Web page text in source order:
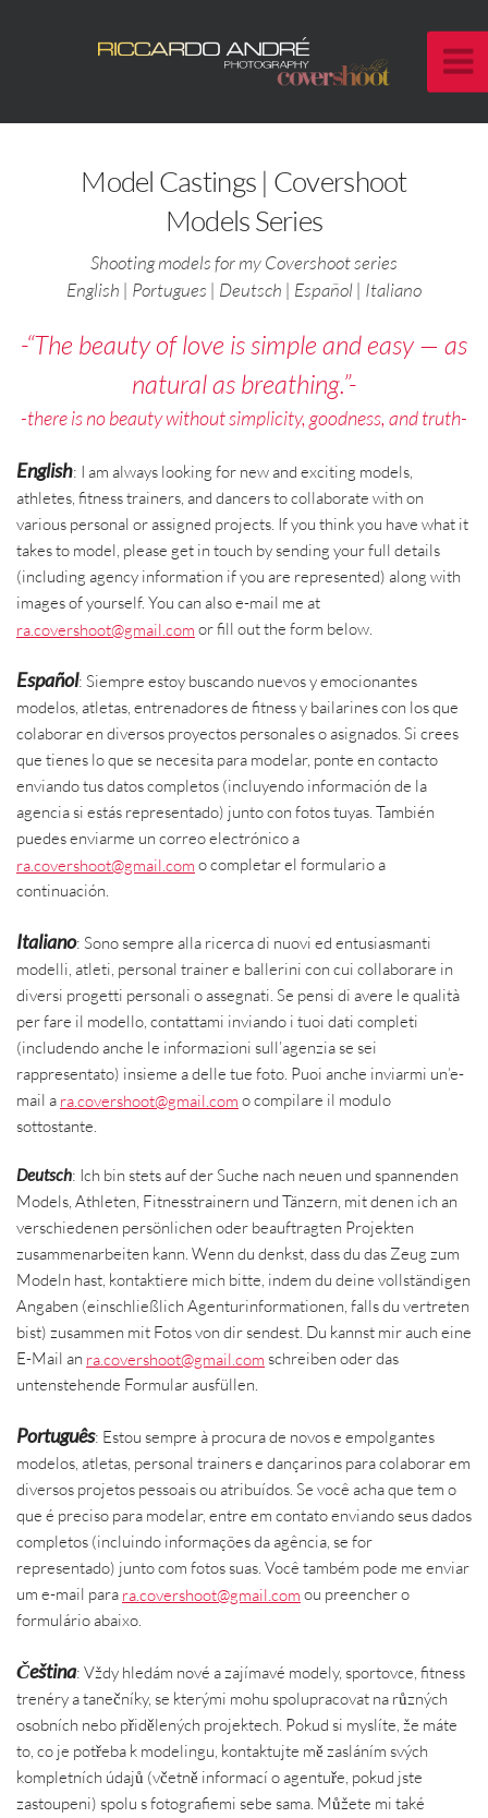
Model Castings | Covershoot
Models Series
Shooting models for my Covershoot series
English | Portugues | Deutsch | Español | Italiano
-“The beauty of love is simple and easy — as
natural as breathing.”-
-there is no beauty without simplicity, goodness, and truth-
English: I am always looking for new and exciting models,
athletes, fitness trainers, and dancers to collaborate with on
various personal or assigned projects. If you think you have what it
takes to model, please get in touch by sending your full details
(including agency information if you are represented) along with
images of yourself. You can also e-mail me at
ra.covershoot@gmail.com or fill out the form below.
Español: Siempre estoy buscando nuevos y emocionantes
modelos, atletas, entrenadores de fitness y bailarines con los que
colaborar en diversos proyectos personales o asignados. Si crees
que tienes lo que se necesita para modelar, ponte en contacto
enviando tus datos completos (incluyendo información de la
agencia si estás representado) junto con fotos tuyas. También
puedes enviarme un correo electrónico a
ra.covershoot@gmail.com o completar el formulario a
continuación.
Italiano: Sono sempre alla ricerca di nuovi ed entusiasmanti
modelli, atleti, personal trainer e ballerini con cui collaborare in
diversi progetti personali o assegnati. Se pensi di avere le qualità
per fare il modello, contattami inviando i tuoi dati completi
(includendo anche le informazioni sull’agenzia se sei
rappresentato) insieme a delle tue foto. Puoi anche inviarmi un’e-
mail a ra.covershoot@gmail.com o compilare il modulo
sottostante.
Deutsch: Ich bin stets auf der Suche nach neuen und spannenden
Models, Athleten, Fitnesstrainern und Tänzern, mit denen ich an
verschiedenen persönlichen oder beauftragten Projekten
zusammenarbeiten kann. Wenn du denkst, dass du das Zeug zum
Modeln hast, kontaktiere mich bitte, indem du deine vollständigen
Angaben (einschließlich Agenturinformationen, falls du vertreten
bist) zusammen mit Fotos von dir sendest. Du kannst mir auch eine
E-Mail an ra.covershoot@gmail.com schreiben oder das
untenstehende Formular ausfüllen.
Português: Estou sempre à procura de novos e empolgantes
modelos, atletas, personal trainers e dançarinos para colaborar em
diversos projetos pessoais ou atribuídos. Se você acha que tem o
que é preciso para modelar, entre em contato enviando seus dados
completos (incluindo informações da agência, se for
representado) junto com fotos suas. Você também pode me enviar
um e-mail para ra.covershoot@gmail.com ou preencher o
formulário abaixo.
Čeština: Vždy hledám nové a zajímavé modely, sportovce, fitness
trenéry a tanečníky, se kterými mohu spolupracovat na různých
osobních nebo přidělených projektech. Pokud si myslíte, že máte
to, co je potřeba k modelingu, kontaktujte mě zasláním svých
kompletních údajů (včetně informací o agentuře, pokud jste
zastoupeni) spolu s fotografiemi sebe sama. Můžete mi také